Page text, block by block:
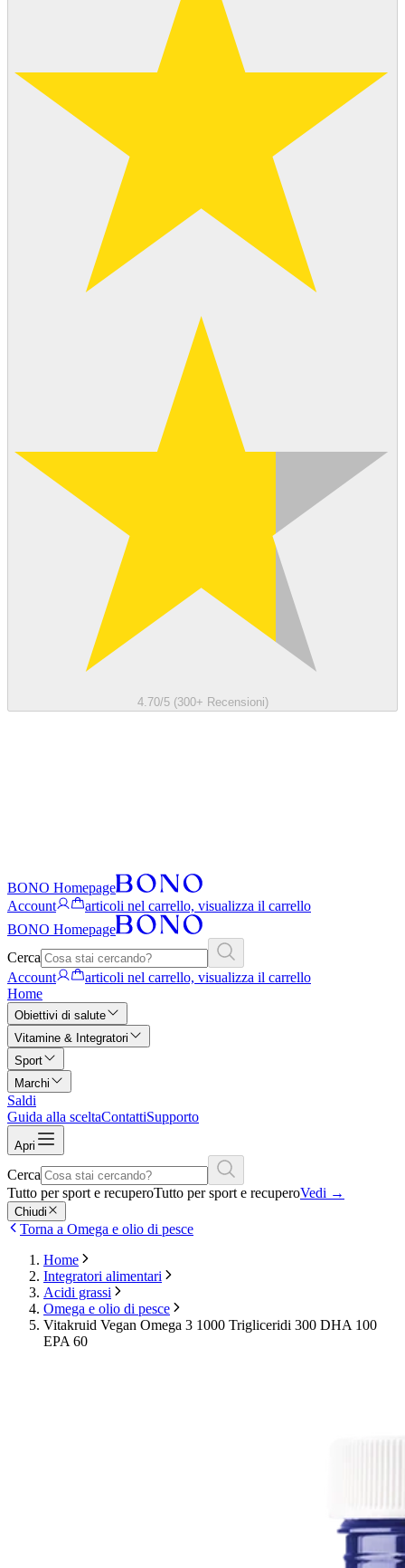
4.70/5 (300+ Recensioni)
BONO Homepage
Account
articoli nel carrello, visualizza il carrello
BONO Homepage
Cerca
Account
articoli nel carrello, visualizza il carrello
Home
Obiettivi di salute
Vitamine & Integratori
Sport
Marchi
Saldi
Guida alla sceltaContattiSupporto
Apri
Cerca
Tutto per sport e recuperoTutto per sport e recuperoVedi →
Chiudi
Torna a Omega e olio di pesce
Home
Integratori alimentari
Acidi grassi
Omega e olio di pesce
Vitakruid Vegan Omega 3 1000 Trigliceridi 300 DHA 100
EPA 60